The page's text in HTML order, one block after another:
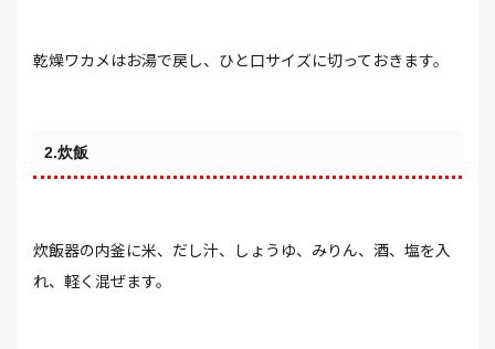
乾燥ワカメはお湯で戻し、ひと口サイズに切っておきます。
2.炊飯
炊飯器の内釜に米、だし汁、しょうゆ、みりん、酒、塩を入
れ、軽く混ぜます。